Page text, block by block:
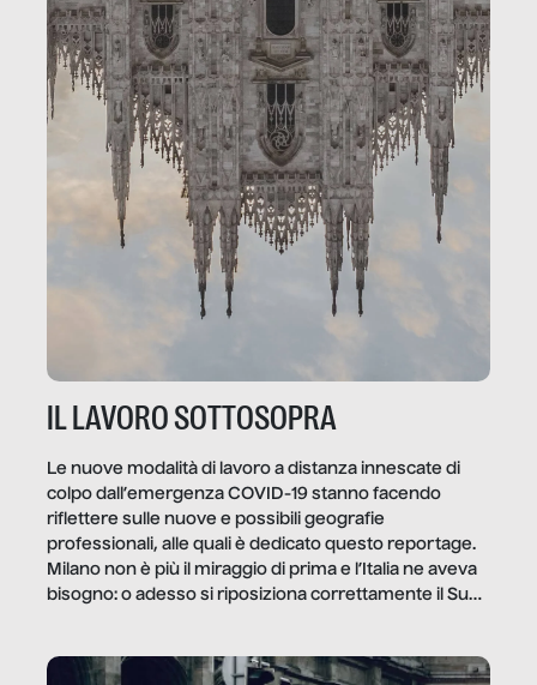
IL LAVORO SOTTOSOPRA
Le nuove modalità di lavoro a distanza innescate di
colpo dall’emergenza COVID-19 stanno facendo
riflettere sulle nuove e possibili geografie
professionali, alle quali è dedicato questo reportage.
Milano non è più il miraggio di prima e l’Italia ne aveva
bisogno: o adesso si riposiziona correttamente il Sud